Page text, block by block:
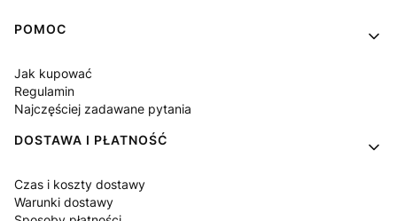
Linki w stopce
POMOC
Jak kupować
Regulamin
Najczęściej zadawane pytania
DOSTAWA I PŁATNOŚĆ
Czas i koszty dostawy
Warunki dostawy